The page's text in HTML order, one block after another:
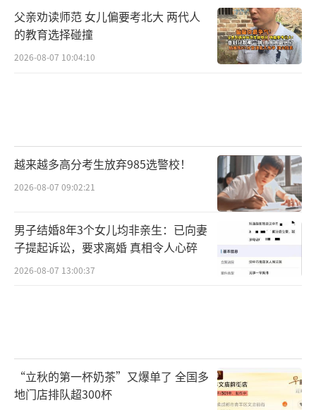
父亲劝读师范 女儿偏要考北大 两代人
的教育选择碰撞
2026-08-07 10:04:10
越来越多高分考生放弃985选警校！
2026-08-07 09:02:21
男子结婚8年3个女儿均非亲生：已向妻
子提起诉讼，要求离婚 真相令人心碎
2026-08-07 13:00:37
“立秋的第一杯奶茶”又爆单了 全国多
地门店排队超300杯